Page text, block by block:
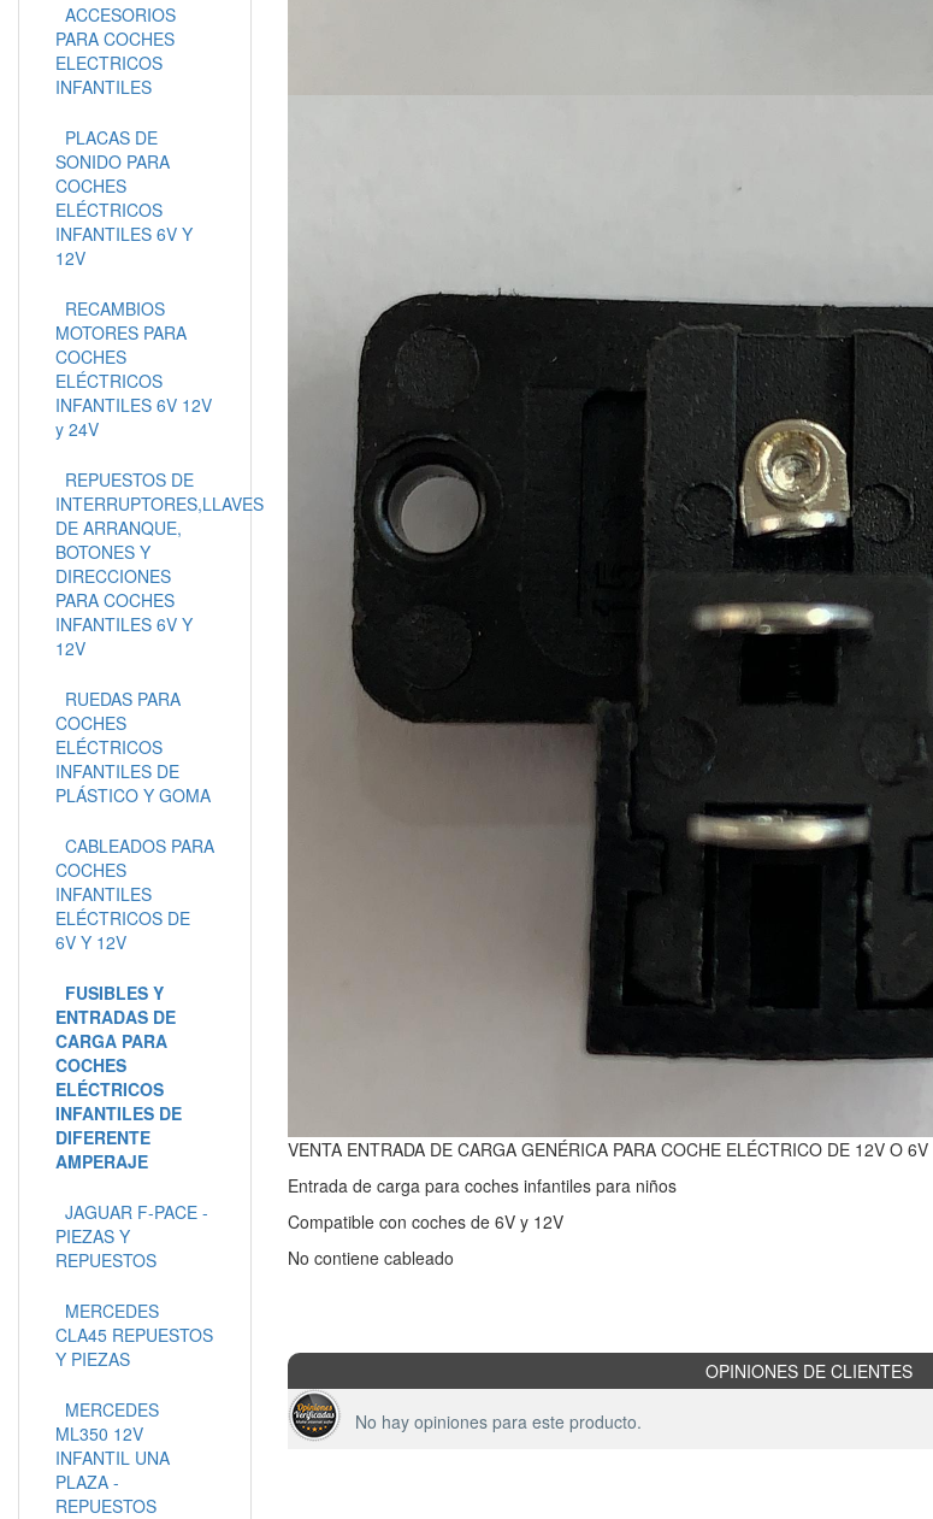
VENTA ENTRADA DE CARGA GENÉRICA PARA COCHE ELÉCTRICO DE 12V O
Entrada de carga para coches infantiles para niños
Compatible con coches de 6V y 12V
No contiene cableado
OPINIONES DE CLIENTES
No hay opiniones para este producto.
ACCESORIOS
PARA COCHES
ELECTRICOS
INFANTILES
PLACAS DE
SONIDO PARA
COCHES
ELÉCTRICOS
INFANTILES 6V Y
12V
RECAMBIOS
MOTORES PARA
COCHES
ELÉCTRICOS
INFANTILES 6V 12V
y 24V
REPUESTOS DE
INTERRUPTORES,LLAVES
DE ARRANQUE,
BOTONES Y
DIRECCIONES
PARA COCHES
INFANTILES 6V Y
12V
RUEDAS PARA
COCHES
ELÉCTRICOS
INFANTILES DE
PLÁSTICO Y GOMA
CABLEADOS PARA
COCHES
INFANTILES
ELÉCTRICOS DE
6V Y 12V
FUSIBLES Y
ENTRADAS DE
CARGA PARA
COCHES
ELÉCTRICOS
INFANTILES DE
DIFERENTE
AMPERAJE
JAGUAR F-PACE -
PIEZAS Y
REPUESTOS
MERCEDES
CLA45 REPUESTOS
Y PIEZAS
MERCEDES
ML350 12V
INFANTIL UNA
PLAZA -
REPUESTOS